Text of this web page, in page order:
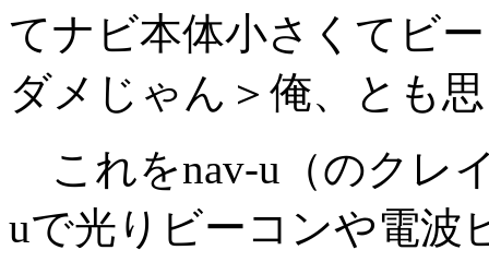
てナビ本体小さくてビ
ダメじゃん＞俺、とも
これをnav-u（のクレ
uで光りビーコンや電波